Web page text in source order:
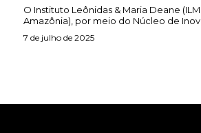
O Instituto Leônidas & Maria Deane
Amazônia), por meio do Núcleo de
7 de julho de 2025